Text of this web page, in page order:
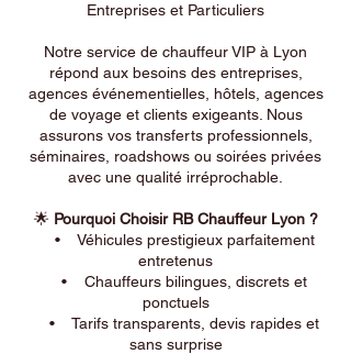
Entreprises et Particuliers
Notre service de chauffeur VIP à Lyon
répond aux besoins des entreprises,
agences événementielles, hôtels, agences
de voyage et clients exigeants. Nous
assurons vos transferts professionnels,
séminaires, roadshows ou soirées privées
avec une qualité irréprochable.
🌟 Pourquoi Choisir RB Chauffeur Lyon ?
• Véhicules prestigieux parfaitement
entretenus
• Chauffeurs bilingues, discrets et
ponctuels
• Tarifs transparents, devis rapides et
sans surprise